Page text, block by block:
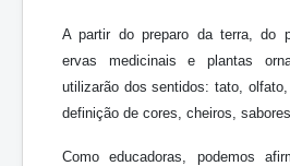
A partir do preparo da terra, do
ervas medicinais e plantas
utilizarão dos sentidos: tato,
definição de cores, cheiros,
Como educadoras, podemos